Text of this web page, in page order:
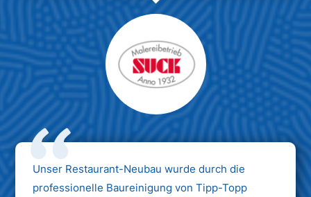
Unser Restaurant-Neubau wurde durch die
professionelle Baureinigung von Tipp-Topp